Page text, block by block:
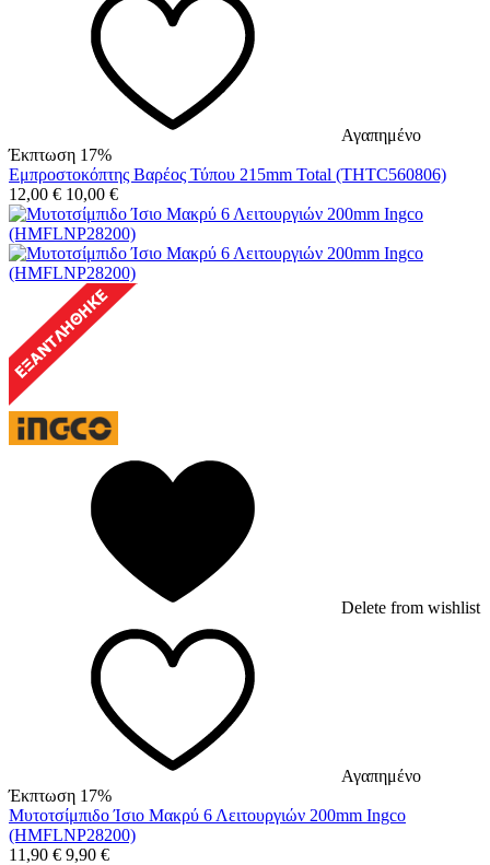
Αγαπημένο
Έκπτωση 17%
Εμπροστοκόπτης Βαρέος Τύπου 215mm Total (THTC560806)
12,00 € 10,00 €
Delete from wishlist
Αγαπημένο
Έκπτωση 17%
Μυτοτσίμπιδο Ίσιο Μακρύ 6 Λειτουργιών 200mm Ingco
(HMFLNP28200)
11,90 € 9,90 €